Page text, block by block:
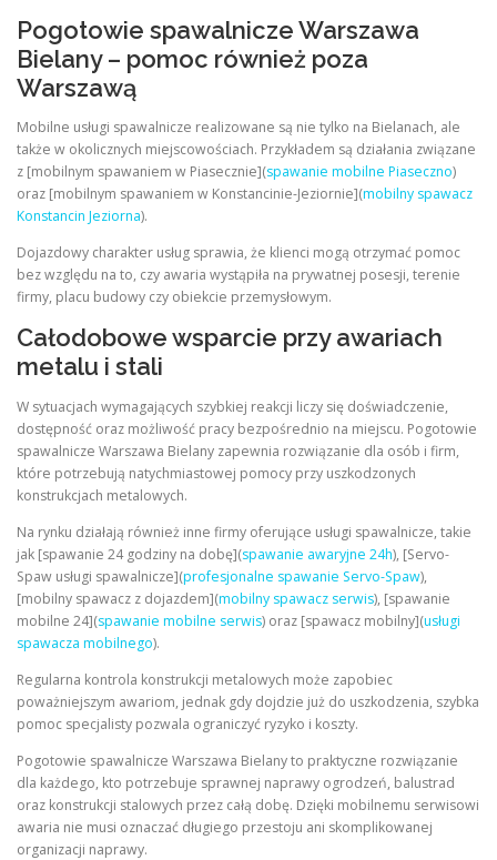
Pogotowie spawalnicze Warszawa
Bielany – pomoc również poza
Warszawą
Mobilne usługi spawalnicze realizowane są nie tylko na Bielanach, ale
także w okolicznych miejscowościach. Przykładem są działania związane
z [mobilnym spawaniem w Piasecznie](spawanie mobilne Piaseczno)
oraz [mobilnym spawaniem w Konstancinie-Jeziornie](mobilny spawacz
Konstancin Jeziorna).
Dojazdowy charakter usług sprawia, że klienci mogą otrzymać pomoc
bez względu na to, czy awaria wystąpiła na prywatnej posesji, terenie
firmy, placu budowy czy obiekcie przemysłowym.
Całodobowe wsparcie przy awariach
metalu i stali
W sytuacjach wymagających szybkiej reakcji liczy się doświadczenie,
dostępność oraz możliwość pracy bezpośrednio na miejscu. Pogotowie
spawalnicze Warszawa Bielany zapewnia rozwiązanie dla osób i firm,
które potrzebują natychmiastowej pomocy przy uszkodzonych
konstrukcjach metalowych.
Na rynku działają również inne firmy oferujące usługi spawalnicze, takie
jak [spawanie 24 godziny na dobę](spawanie awaryjne 24h), [Servo-
Spaw usługi spawalnicze](profesjonalne spawanie Servo-Spaw),
[mobilny spawacz z dojazdem](mobilny spawacz serwis), [spawanie
mobilne 24](spawanie mobilne serwis) oraz [spawacz mobilny](usługi
spawacza mobilnego).
Regularna kontrola konstrukcji metalowych może zapobiec
poważniejszym awariom, jednak gdy dojdzie już do uszkodzenia, szybka
pomoc specjalisty pozwala ograniczyć ryzyko i koszty.
Pogotowie spawalnicze Warszawa Bielany to praktyczne rozwiązanie
dla każdego, kto potrzebuje sprawnej naprawy ogrodzeń, balustrad
oraz konstrukcji stalowych przez całą dobę. Dzięki mobilnemu serwisowi
awaria nie musi oznaczać długiego przestoju ani skomplikowanej
organizacji naprawy.